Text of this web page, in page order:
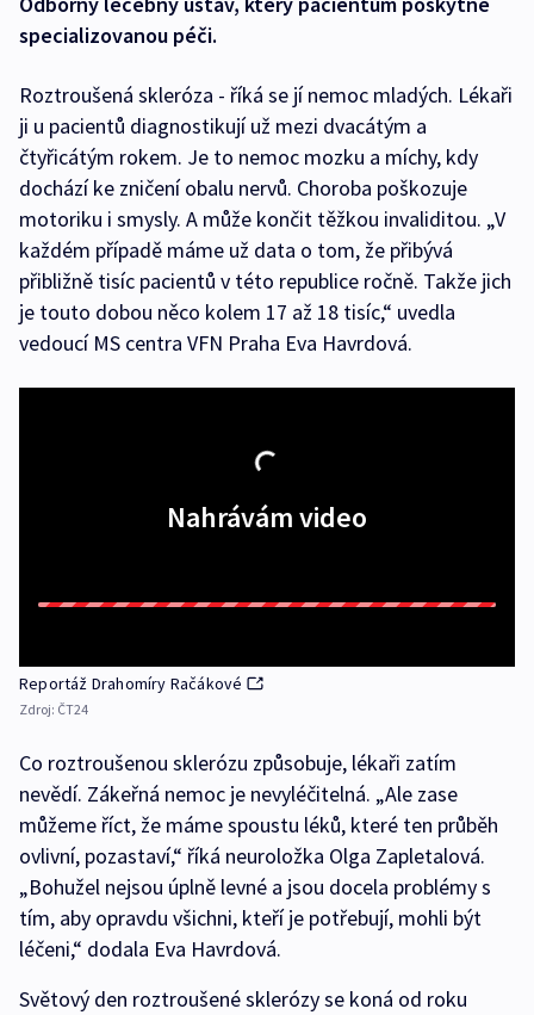
specializovanou péči.
Roztroušená skleróza - říká se jí nemoc mladých. Lékaři
ji u pacientů diagnostikují už mezi dvacátým a
čtyřicátým rokem. Je to nemoc mozku a míchy, kdy
dochází ke zničení obalu nervů. Choroba poškozuje
motoriku i smysly. A může končit těžkou invaliditou. „V
každém případě máme už data o tom, že přibývá
přibližně tisíc pacientů v této republice ročně. Takže jich
je touto dobou něco kolem 17 až 18 tisíc,“ uvedla
vedoucí MS centra VFN Praha Eva Havrdová.
Nahrávám video
Reportáž Drahomíry Račákové
Zdroj: ČT24
Co roztroušenou sklerózu způsobuje, lékaři zatím
nevědí. Zákeřná nemoc je nevyléčitelná. „Ale zase
můžeme říct, že máme spoustu léků, které ten průběh
ovlivní, pozastaví,“ říká neuroložka Olga Zapletalová.
„Bohužel nejsou úplně levné a jsou docela problémy s
tím, aby opravdu všichni, kteří je potřebují, mohli být
léčeni,“ dodala Eva Havrdová.
Světový den roztroušené sklerózy se koná od roku